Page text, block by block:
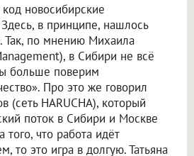
новосибирские
в принципе, нашлось
Так, по мнению Михаила
в Сибири не всё
больше поверим
Про это же говорил
(сеть HARUCHA), который
поток в Сибири и Москве
того, что работа идёт
то это игра в долгую. Татьяна